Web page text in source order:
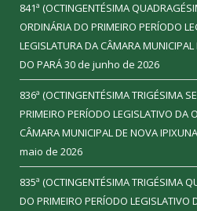
841ª (OCTINGENTÉSIMA
ORDINÁRIA DO PRIMEIRO PERÍODO
LEGISLATURA DA CÂMARA
DO PARÁ30 de junho de 2026
836ª (OCTINGENTÉSIMA TRIGÉSIMA
PRIMEIRO PERÍODO LEGISLATIVO DA
CÂMARA MUNICIPAL DE NOVA
maio de 2026
835ª (OCTINGENTÉSIMA TRIGÉSIMA
DO PRIMEIRO PERÍODO LEGISLATIVO